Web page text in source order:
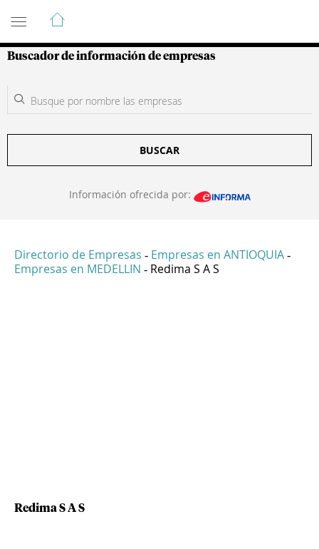
Guía de Empresas Colombianas
Buscador de información de empresas
BUSCAR
Información ofrecida por:
Directorio de Empresas - Empresas en ANTIOQUIA -
Empresas en MEDELLIN - Redima S A S
Redima S A S